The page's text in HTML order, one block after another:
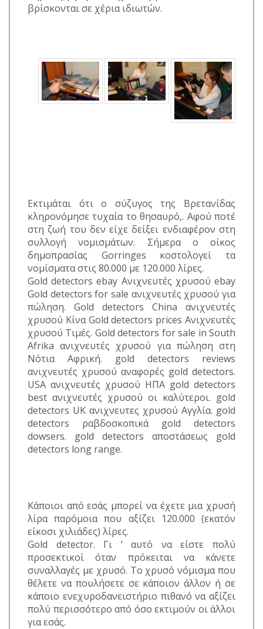
βρίσκονται σε χέρια ιδιωτών.
Εκτιμάται ότι ο σύζυγος της Βρετανίδας
κληρονόμησε τυχαία το θησαυρό,. Αφού ποτέ
στη ζωή του δεν είχε δείξει ενδιαφέρον στη
συλλογή νομισμάτων. Σήμερα ο οίκος
δημοπρασίας Gorringes κοστολογεί τα
νομίσματα στις 80.000 με 120.000 λίρες.
Gold detectors ebay Ανιχνευτές χρυσού ebay
Gold detectors for sale ανιχνευτές χρυσού για
πώληση. Gold detectors China ανιχνευτές
χρυσού Κίνα Gold detectors prices Ανιχνευτές
χρυσού Τιμές. Gold detectors for sale in South
Afrika ανιχνευτές χρυσού για πώληση στη
Νότια Αφρική. gold detectors reviews
ανιχνευτές χρυσού αναφορές gold detectors.
USA ανιχνευτές χρυσού ΗΠΑ gold detectors
best ανιχνευτές χρυσού οι καλύτεροι. gold
detectors UK ανιχνευτες χρυσού Αγγλία. gold
detectors ραβδοσκοπικά gold detectors
dowsers. gold detectors αποστάσεως gold
detectors long range.
Κάποιοι από εσάς μπορεί να έχετε μια χρυσή
λίρα παρόμοια που αξίζει 120.000 (εκατόν
είκοσι χιλιάδες) λίρες.
Gold detector. Γι ‘ αυτό να είστε πολύ
προσεκτικοί όταν πρόκειται να κάνετε
συναλλαγές με χρυσό. Το χρυσό νόμισμα που
θέλετε να πουλήσετε σε κάποιον άλλον ή σε
κάποιο ενεχυροδανειστήριο πιθανό να αξίζει
πολύ περισσότερο από όσο εκτιμούν οι άλλοι
για εσάς.